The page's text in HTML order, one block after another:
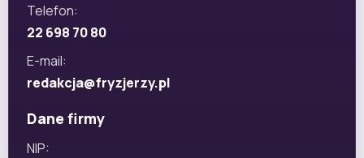
Telefon:
22 698 70 80
E-mail:
redakcja@fryzjerzy.pl
Dane firmy
NIP: